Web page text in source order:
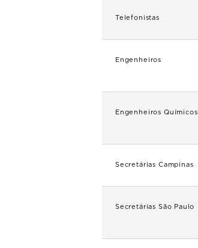
Telefonistas
Engenheiros
Engenheiros Químicos
Secretárias Campinas
Secretárias São Paulo